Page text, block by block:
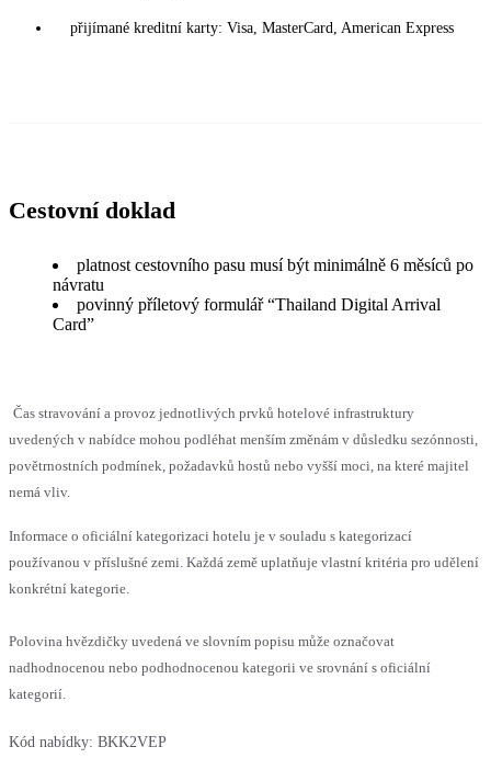
přijímané kreditní karty: Visa, MasterCard, American Express
Cestovní doklad
platnost cestovního pasu musí být minimálně 6 měsíců po
návratu
povinný příletový formulář “Thailand Digital Arrival
Card”
Čas stravování a provoz jednotlivých prvků hotelové infrastruktury
uvedených v nabídce mohou podléhat menším změnám v důsledku sezónnosti,
povětrnostních podmínek, požadavků hostů nebo vyšší moci, na které majitel
nemá vliv.
Informace o oficiální kategorizaci hotelu je v souladu s kategorizací
používanou v příslušné zemi. Každá země uplatňuje vlastní kritéria pro udělení
konkrétní kategorie.
Polovina hvězdičky uvedená ve slovním popisu může označovat
nadhodnocenou nebo podhodnocenou kategorii ve srovnání s oficiální
kategorií.
Kód nabídky: BKK2VEP